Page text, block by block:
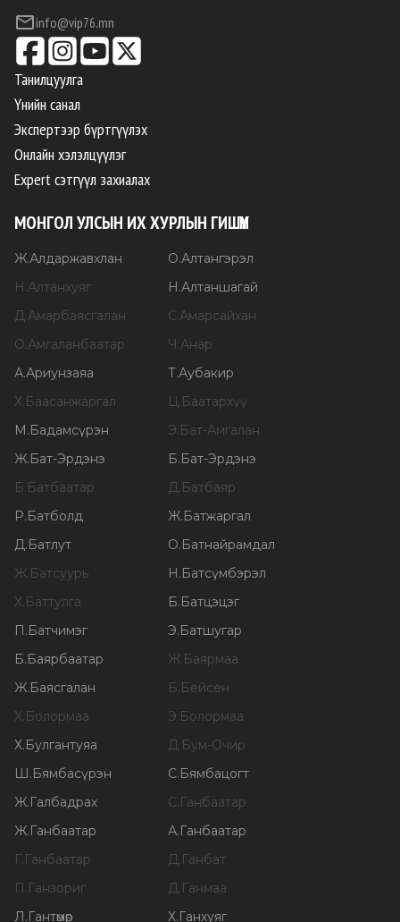
info@vip76.mn
Танилцуулга
Үнийн санал
Экспертээр бүртгүүлэх
Онлайн хэлэлцүүлэг
Expert сэтгүүл захиалах
МОНГОЛ УЛСЫН ИХ ХУРЛЫН ГИШҮҮН
Ж.Алдаржавхлан О.Алтангэрэл
Н.Алтанхуяг Н.Алтаншагай
Д.Амарбаясгалан С.Амарсайхан
О.Амгаланбаатар Ч.Анар
А.Ариунзаяа Т.Аубакир
Х.Баасанжаргал Ц.Баатархүү
М.Бадамсүрэн Э.Бат-Амгалан
Ж.Бат-Эрдэнэ Б.Бат-Эрдэнэ
Б.Батбаатар Д.Батбаяр
Р.Батболд Ж.Батжаргал
Д.Батлут О.Батнайрамдал
Ж.Батсуурь Н.Батсүмбэрэл
Х.Баттулга Б.Батцэцэг
П.Батчимэг Э.Батшугар
Б.Баярбаатар Ж.Баярмаа
Ж.Баясгалан Б.Бейсен
Х.Болормаа Э.Болормаа
Х.Булгантуяа Д.Бум-Очир
Ш.Бямбасүрэн С.Бямбацогт
Ж.Галбадрах С.Ганбаатар
Ж.Ганбаатар А.Ганбаатар
Г.Ганбаатар Д.Ганбат
П.Ганзориг Д.Ганмаа
Л.Гантөмөр Х.Ганхуяг